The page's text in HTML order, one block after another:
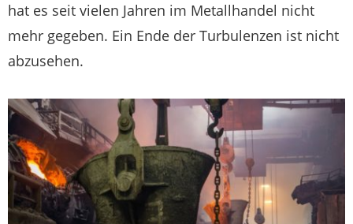
hat es seit vielen Jahren im Metallhandel nicht
mehr gegeben. Ein Ende der Turbulenzen ist nicht
abzusehen.